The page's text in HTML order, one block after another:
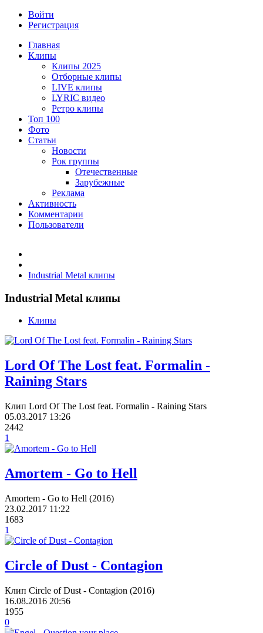
Войти
Регистрация
Главная
Клипы
Клипы 2025
Отборные клипы
LIVE клипы
LYRIC видео
Ретро клипы
Топ 100
Фото
Статьи
Новости
Рок группы
Отечественные
Зарубежные
Реклама
Активность
Комментарии
Пользователи
Industrial Metal клипы
Industrial Metal клипы
Клипы
Lord Of The Lost feat. Formalin -
Raining Stars
Клип Lord Of The Lost feat. Formalin - Raining Stars
05.03.2017 13:26
2442
1
Amortem - Go to Hell
Amortem - Go to Hell (2016)
23.02.2017 11:22
1683
1
Circle of Dust - Contagion
Клип Circle of Dust - Contagion (2016)
16.08.2016 20:56
1955
0